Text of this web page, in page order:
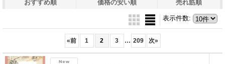
おすすめ順 価格の安い順 売れ筋順
表示件数:
«前 1 2 3 ... 209 次»